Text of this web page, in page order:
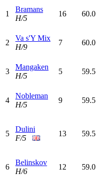
1
Bramans
H/5
16 60.0
2
Va s'Y Mix
H/9
7 60.0
3
Mangaken
H/5
5 59.5
4
Nobleman
H/5
9 59.5
5
Dulini
F/5
13 59.5
6
Belinskov
H/6
12 59.0